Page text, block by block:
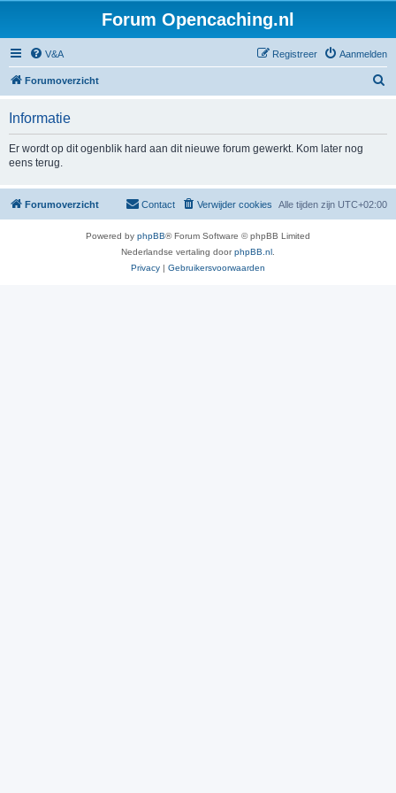
Forum Opencaching.nl
V&A Aanmelden
Registreer
Forumoverzicht
Informatie
Er wordt op dit ogenblik hard aan dit nieuwe forum gewerkt. Kom later nog
eens terug.
Forumoverzicht Alle tijden zijn UTC+02:00
Verwijder cookies
Contact
Powered by phpBB® Forum Software © phpBB Limited
Nederlandse vertaling doorphpBB.nl
Privacy | Gebruikersvoorwaarden